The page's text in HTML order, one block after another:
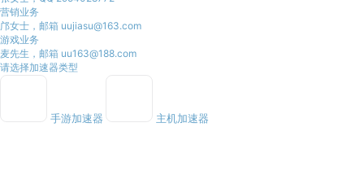
营销业务
邝女士，邮箱 uujiasu@163.com
游戏业务
麦先生，邮箱 uu163@188.com
请选择加速器类型
手游加速器 主机加速器